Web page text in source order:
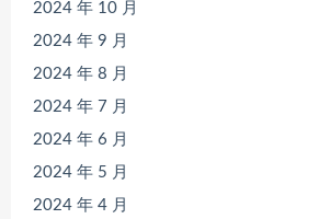
2024 年 10 月
2024 年 9 月
2024 年 8 月
2024 年 7 月
2024 年 6 月
2024 年 5 月
2024 年 4 月